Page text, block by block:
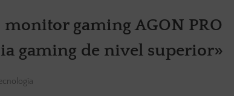
gaming AGON PRO
gaming de nivel superior»